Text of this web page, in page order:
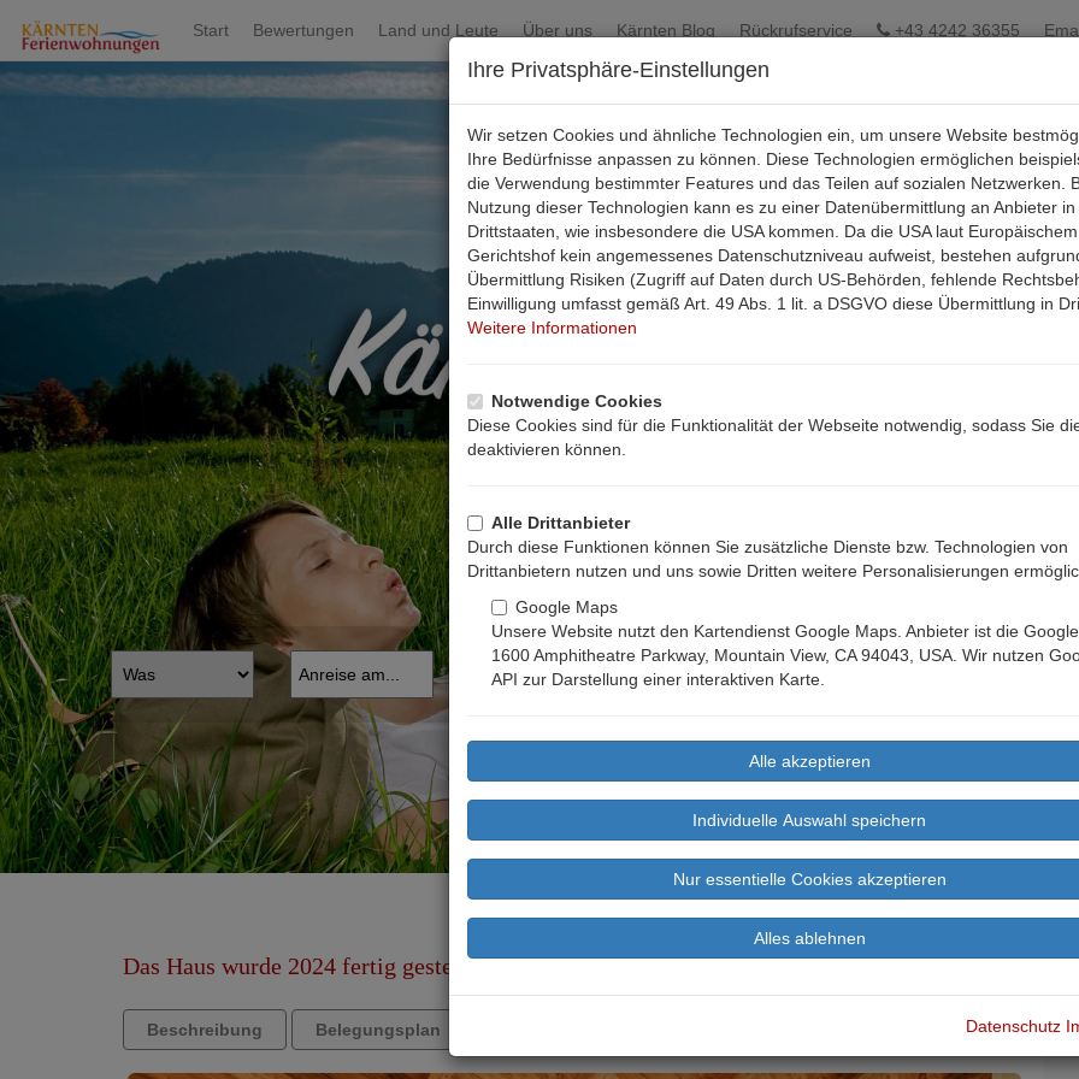
Ihre Privatsphäre-Einstellungen
Wir setzen Cookies und ähnliche Technologien ein, um unsere Website
Ihre Bedürfnisse anpassen zu können. Diese Technologien ermöglichen
die Verwendung bestimmter Features und das Teilen auf sozialen Netzwerken.
Nutzung dieser Technologien kann es zu einer Datenübermittlung an Anbieter in
Drittstaaten, wie insbesondere die USA kommen. Da die USA laut Europäischem
Gerichtshof kein angemessenes Datenschutzniveau aufweist, bestehen
Übermittlung Risiken (Zugriff auf Daten durch US-Behörden, fehlende
Einwilligung umfasst gemäß Art. 49 Abs. 1 lit. a DSGVO diese Übermittlung in
Weitere Informationen
Notwendige Cookies
Diese Cookies sind für die Funktionalität der Webseite notwendig, sodass Sie
deaktivieren können.
Alle Drittanbieter
Durch diese Funktionen können Sie zusätzliche Dienste bzw. Technologien von
Drittanbietern nutzen und uns sowie Dritten weitere Personalisierungen
Google Maps
Unsere Website nutzt den Kartendienst Google Maps. Anbieter ist die Google
1600 Amphitheatre Parkway, Mountain View, CA 94043, USA. Wir nutzen
API zur Darstellung einer interaktiven Karte.
Datenschutz
Start Bewertungen Land und Leute Über uns Kärnten Blog Rückrufservice +43 4242 36355
Das Haus wurde 2024 fertig gestellt und verbindet Ursprünglichkeit mit Luxus
Beschreibung Belegungsplan